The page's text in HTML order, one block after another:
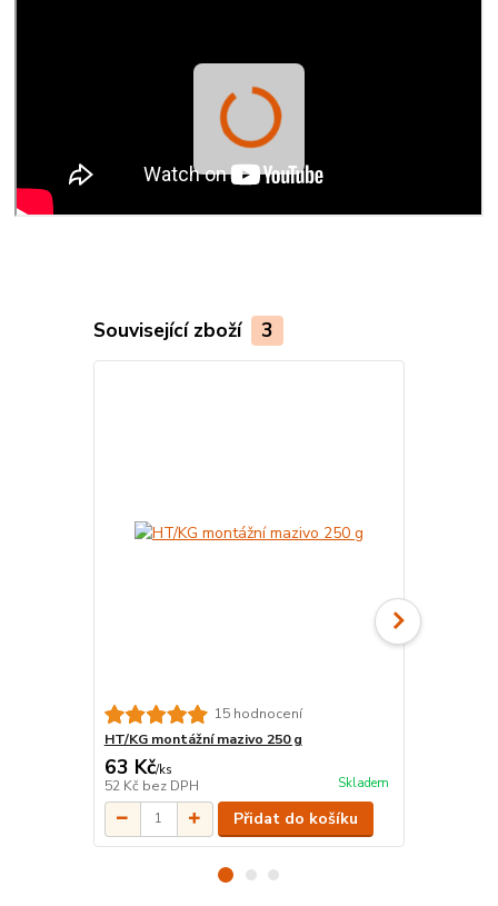
Související zboží 3
15 hodnocení
HT/KG montážní mazivo 250 g
63 Kč/ks
52 Kč bez DPH Skladem
Přidat do košíku